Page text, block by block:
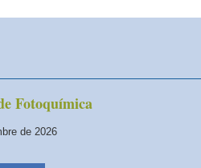
Fotoquímica
de 2026